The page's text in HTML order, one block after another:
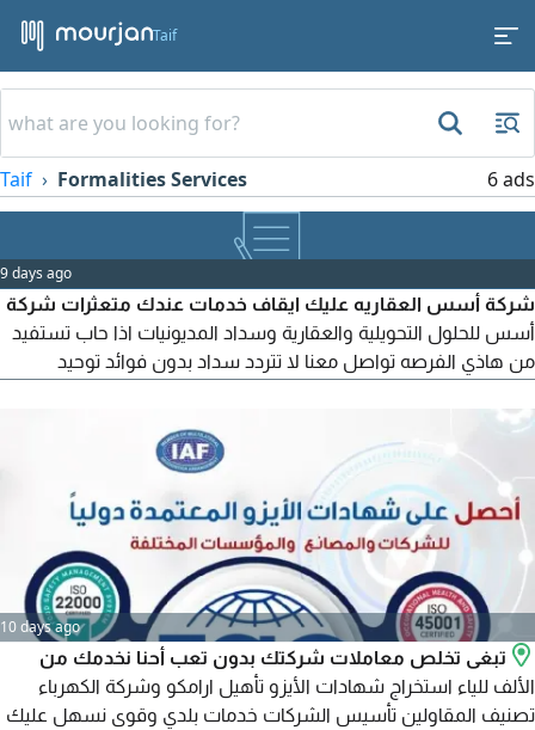
Taif
Taif Formalities Services 6 ads
9 days ago
شركة أسس العقاريه عليك ايقاف خدمات عندك متعثرات شركة
أسس للحلول التحويلية والعقارية وسداد المديونيات اذا حاب تستفيد
من هاذي الفرصه تواصل معنا لا تتردد سداد بدون فوائد توحيد
نخدم جميع مناطق المملكة الرياض جازان نستقبل الوسطاء
والمسوقين العقاريين بعمولات ممتازة
10 days ago
تبغى تخلص معاملات شركتك بدون تعب أحنا نخدمك من
الألف للياء استخراج شهادات الأيزو تأهيل ارامكو وشركة الكهرباء
تصنيف المقاولين تأسيس الشركات خدمات بلدي وقوى نسهل عليك